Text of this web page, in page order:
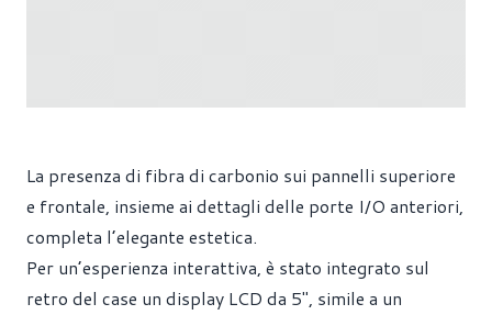
La presenza di fibra di carbonio sui pannelli superiore
e frontale, insieme ai dettagli delle porte I/O anteriori,
completa l’elegante estetica.
Per un’esperienza interattiva, è stato integrato sul
retro del case un display LCD da 5", simile a un